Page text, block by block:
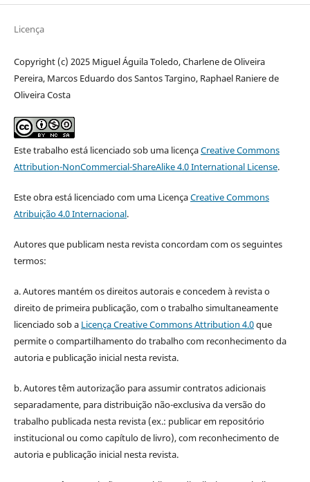
Licença
Copyright (c) 2025 Miguel Águila Toledo, Charlene de Oliveira
Pereira, Marcos Eduardo dos Santos Targino, Raphael Raniere de
Oliveira Costa
Este trabalho está licenciado sob uma licençaCreative Commons
Attribution-NonCommercial-ShareAlike 4.0 International License.
Este obra está licenciado com uma LicençaCreative Commons
Atribuição 4.0 Internacional.
Autores que publicam nesta revista concordam com os seguintes
termos:
a. Autores mantém os direitos autorais e concedem à revista o
direito de primeira publicação, com o trabalho simultaneamente
licenciado sob a Licença Creative Commons Attribution 4.0que
permite o compartilhamento do trabalho com reconhecimento da
autoria e publicação inicial nesta revista.
b. Autores têm autorização para assumir contratos adicionais
separadamente, para distribuição não-exclusiva da versão do
trabalho publicada nesta revista (ex.: publicar em repositório
institucional ou como capítulo de livro), com reconhecimento de
autoria e publicação inicial nesta revista.